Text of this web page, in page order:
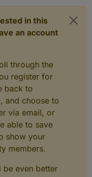
in this
an account
through the
register for
back to
and choose to
via email, or
able to save
show your
members.
even better